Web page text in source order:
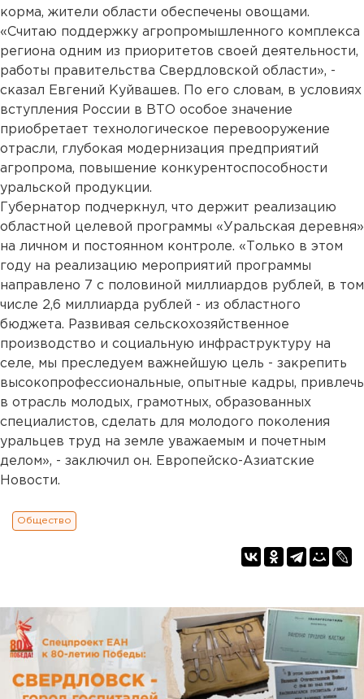
корма, жители области обеспечены овощами.
«Считаю поддержку агропромышленного комплекса
региона одним из приоритетов своей деятельности,
работы правительства Свердловской области», -
сказал Евгений Куйвашев. По его словам, в условиях
вступления России в ВТО особое значение
приобретает технологическое перевооружение
отрасли, глубокая модернизация предприятий
агропрома, повышение конкурентоспособности
уральской продукции.
Губернатор подчеркнул, что держит реализацию
областной целевой программы «Уральская деревня»
на личном и постоянном контроле. «Только в этом
году на реализацию мероприятий программы
направлено 7 с половиной миллиардов рублей, в том
числе 2,6 миллиарда рублей - из областного
бюджета. Развивая сельскохозяйственное
производство и социальную инфраструктуру на
селе, мы преследуем важнейшую цель - закрепить
высокопрофессиональные, опытные кадры, привлечь
в отрасль молодых, грамотных, образованных
специалистов, сделать для молодого поколения
уральцев труд на земле уважаемым и почетным
делом», - заключил он. Европейско-Азиатские
Новости.
Общество